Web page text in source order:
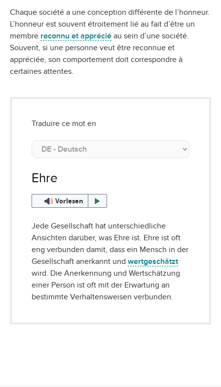
Chaque société a une conception différente de l’honneur.
L’honneur est souvent étroitement lié au fait d’être un
membre reconnu et apprécié au sein d’une société.
Souvent, si une personne veut être reconnue et
appréciée, son comportement doit correspondre à
certaines attentes.
Traduire ce mot en
Ehre
Vorlesen
Jede Gesellschaft hat unterschiedliche
Ansichten darüber, was Ehre ist. Ehre ist oft
eng verbunden damit, dass ein Mensch in der
Gesellschaft anerkannt und wertgeschätzt
wird. Die Anerkennung und Wertschätzung
einer Person ist oft mit der Erwartung an
bestimmte Verhaltensweisen verbunden.